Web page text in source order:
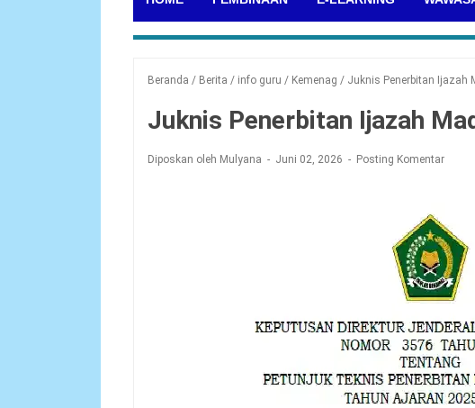
Beranda / Berita / info guru / Kemenag / Juknis Penerbitan Ijazah
Juknis Penerbitan Ijazah
Diposkan oleh Mulyana Juni 02, 2026 Posting Komentar